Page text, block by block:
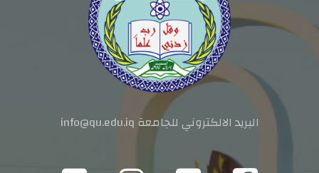
البريد الالكتروني للجامعة info@qu.edu.iq